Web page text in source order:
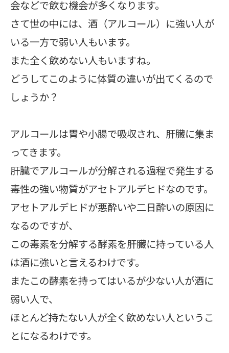
会などで飲む機会が多くなります。
さて世の中には、酒（アルコール）に強い人が
いる一方で弱い人もいます。
また全く飲めない人もいますね。
どうしてこのように体質の違いが出てくるので
しょうか？
アルコールは胃や小腸で吸収され、肝臓に集ま
ってきます。
肝臓でアルコールが分解される過程で発生する
毒性の強い物質がアセトアルデヒドなのです。
アセトアルデヒドが悪酔いや二日酔いの原因に
なるのですが、
この毒素を分解する酵素を肝臓に持っている人
は酒に強いと言えるわけです。
またこの酵素を持ってはいるが少ない人が酒に
弱い人で、
ほとんど持たない人が全く飲めない人というこ
とになるわけです。